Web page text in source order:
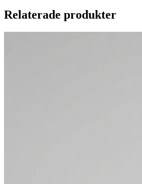
Relaterade produkter